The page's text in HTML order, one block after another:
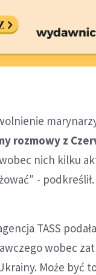
rozmowy z
wobec nich kilku
- podkreślił.
TASS
wobec
Może być